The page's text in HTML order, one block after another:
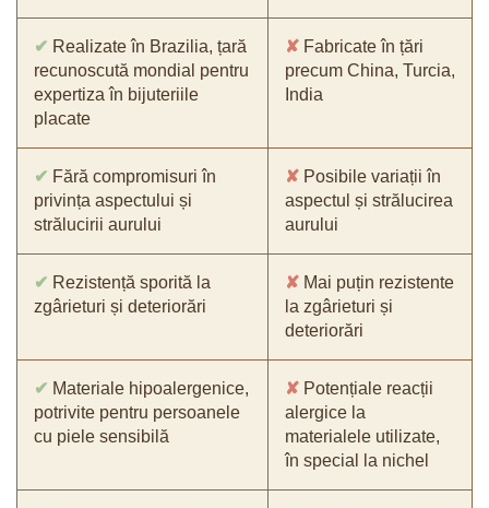
✔ Realizate în Brazilia, țară
recunoscută mondial pentru
expertiza în bijuteriile
placate
✘ Fabricate în țări
precum China, Turcia,
India
✔ Fără compromisuri în
privința aspectului și
strălucirii aurului
✘ Posibile variații în
aspectul și strălucirea
aurului
✔ Rezistență sporită la
zgârieturi și deteriorări
✘ Mai puțin rezistente
la zgârieturi și
deteriorări
✔ Materiale hipoalergenice,
potrivite pentru persoanele
cu piele sensibilă
✘ Potențiale reacții
alergice la
materialele utilizate,
în special la nichel